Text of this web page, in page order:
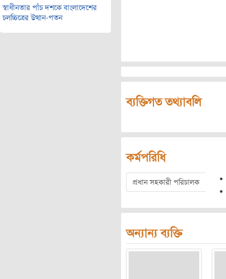
স্বাধীনতার পাঁচ দশকে বাংলাদেশের
চলচ্চিত্রের উত্থান-পতন
ব্যক্তিগত তথ্যাবলি
কর্মপরিধি
প্রধান সহকারী পরিচালক
অন্যান্য ব্যক্তি